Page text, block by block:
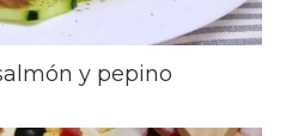
y pepino